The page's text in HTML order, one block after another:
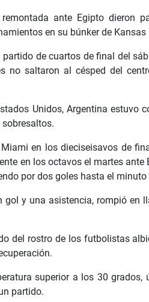
ante Egipto dieron
en su búnker de Kansas
de cuartos de final del
saltaron al césped del
Unidos, Argentina estuvo
en los dieciseisavos de
en los octavos el martes ante
por dos goles hasta el minuto
gol y una asistencia, rompió en
del rostro de los futbolistas
superior a los 30 grados,
partido.